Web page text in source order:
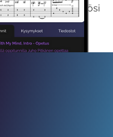
sisältömme käyttöösi